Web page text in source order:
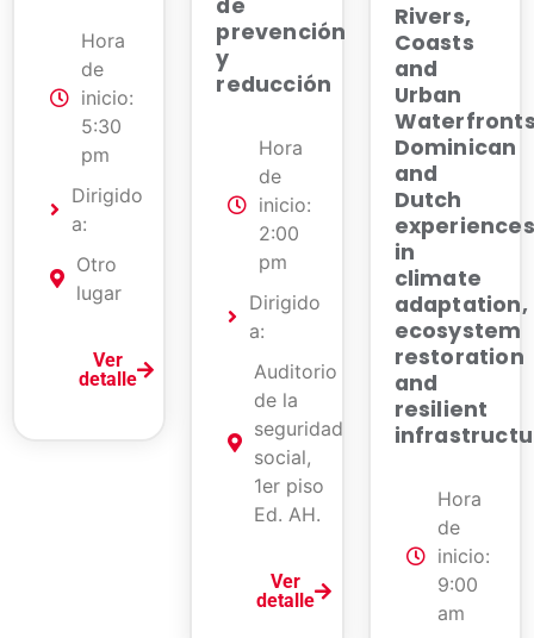
Hora
de
inicio:
5:30
pm
Dirigido
a:
Otro
lugar
Ver
detalle
de
prevención
y
reducción
Hora
de
inicio:
2:00
pm
Dirigido
a:
Auditorio
de la
seguridad
social,
1er piso
Ed. AH.
Ver
detalle
Rivers,
Coasts
and
Urban
Dominican
and
Dutch
experiences
in
climate
adaptation,
ecosystem
restoration
and
resilient
Hora
de
inicio:
9:00
am